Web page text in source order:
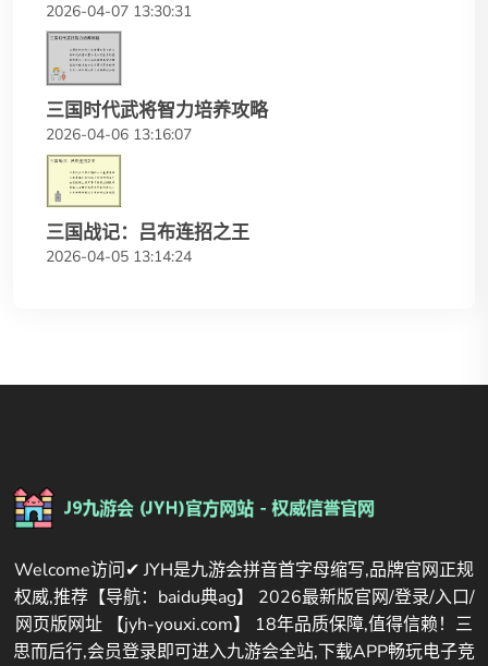
2026-04-07 13:30:31
三国时代武将智力培养攻略
2026-04-06 13:16:07
三国战记：吕布连招之王
2026-04-05 13:14:24
Welcome访问✔ JYH是九游会拼音首字母缩写,品牌官网正规
权威,推荐【导航：baidu典ag】 2026最新版官网/登录/入口/
网页版网址 【jyh-youxi.com】 18年品质保障,值得信赖！三
思而后行,会员登录即可进入九游会全站,下载APP畅玩电子竞